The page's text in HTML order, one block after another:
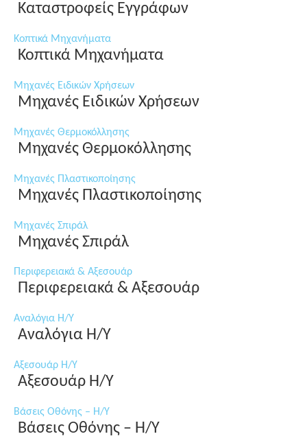
Καταστροφείς Εγγράφων
Κοπτικά Μηχανήματα
Κοπτικά Μηχανήματα
Μηχανές Ειδικών Χρήσεων
Μηχανές Ειδικών Χρήσεων
Μηχανές Θερμοκόλλησης
Μηχανές Θερμοκόλλησης
Μηχανές Πλαστικοποίησης
Μηχανές Πλαστικοποίησης
Μηχανές Σπιράλ
Μηχανές Σπιράλ
Περιφερειακά & Αξεσουάρ
Περιφερειακά & Αξεσουάρ
Αναλόγια Η/Υ
Αναλόγια Η/Υ
Αξεσουάρ Η/Υ
Αξεσουάρ Η/Υ
Βάσεις Οθόνης – Η/Υ
Βάσεις Οθόνης – Η/Υ